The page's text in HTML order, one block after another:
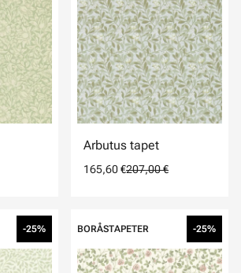
Arbutus tapet
165,60 €207,00 €
-25% BORÅSTAPETER -25%